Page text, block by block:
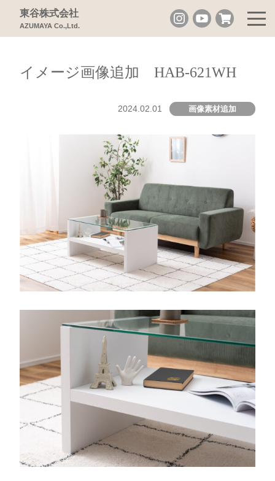
東谷株式会社
AZUMAYA Co.,Ltd.
イメージ画像追加 HAB-621WH
2024.02.01 画像素材追加